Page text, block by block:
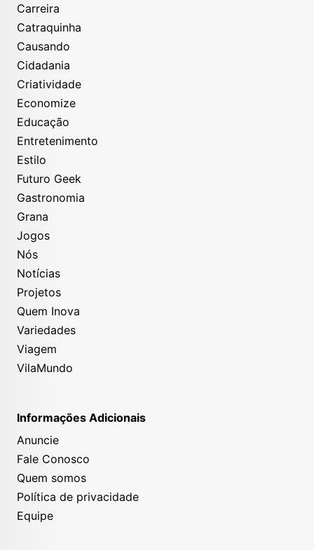
Carreira
Catraquinha
Causando
Cidadania
Criatividade
Economize
Educação
Entretenimento
Estilo
Futuro Geek
Gastronomia
Grana
Jogos
Nós
Notícias
Projetos
Quem Inova
Variedades
Viagem
VilaMundo
Informações Adicionais
Anuncie
Fale Conosco
Quem somos
Política de privacidade
Equipe